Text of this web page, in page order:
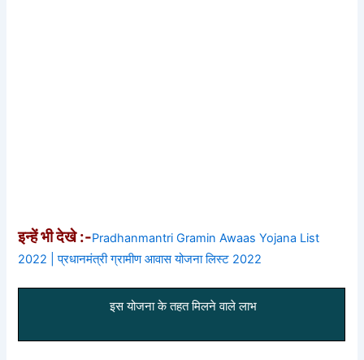
इन्हें भी देखे :-Pradhanmantri Gramin Awaas Yojana List
2022 | प्रधानमंत्री ग्रामीण आवास योजना लिस्ट 2022
इस योजना के तहत मिलने वाले लाभ